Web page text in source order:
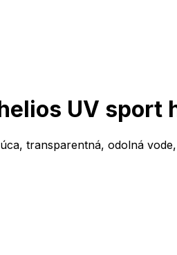
UV sport
transparentná, odolná